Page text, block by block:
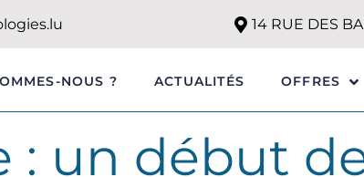
14 RUE DES
NOUS ? ACTUALITÉS OFFRES
: un début